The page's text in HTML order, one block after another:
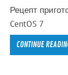
Рецепт
CentOS 7
CONTINUE